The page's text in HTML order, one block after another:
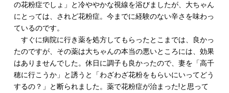
の花粉症でしょ」と冷ややかな視線を浴びましたが、大ちゃん
にとっては、されど花粉症。今までに経験のない辛さを味わっ
ているのです。
すぐに病院に行き薬を処方してもらったとこまでは、良かっ
たのですが、その薬は大ちゃんの本当の悪いところには、効果
はありませんでした。休日に調子も良かったので、妻を「高千
穂に行こうか」と誘うと「わざわざ花粉をもらいにいってどう
するの？」と断られました。薬で花粉症が治まった!と思って